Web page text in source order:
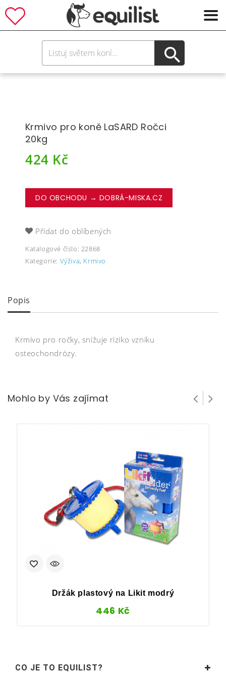
Krmivo pro koně LaSARD Ročci
20kg
424 Kč
DO OBCHODU → DOBRÁ-MISKA.CZ
Přidat do oblíbených
Katalogové číslo: 22868
Kategorie: Výživa, Krmivo
Popis
Krmivo pro ročky, snižuje riziko vzniku
osteochondrózy.
Mohlo by Vás zajímat
Držák plastový na Likit modrý
446 Kč
CO JE TO EQUILIST?